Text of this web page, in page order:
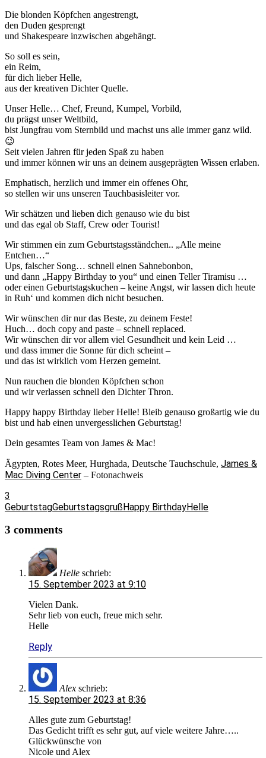
Die blonden Köpfchen angestrengt,
den Duden gesprengt
und Shakespeare inzwischen abgehängt.
So soll es sein,
ein Reim,
für dich lieber Helle,
aus der kreativen Dichter Quelle.
Unser Helle… Chef, Freund, Kumpel, Vorbild,
du prägst unser Weltbild,
bist Jungfrau vom Sternbild und machst uns alle immer ganz wild.
😉
Seit vielen Jahren für jeden Spaß zu haben
und immer können wir uns an deinem ausgeprägten Wissen erlaben.
Emphatisch, herzlich und immer ein offenes Ohr,
so stellen wir uns unseren Tauchbasisleiter vor.
Wir schätzen und lieben dich genauso wie du bist
und das egal ob Staff, Crew oder Tourist!
Wir stimmen ein zum Geburtstagsständchen.. „Alle meine
Entchen…“
Ups, falscher Song… schnell einen Sahnebonbon,
und dann „Happy Birthday to you“ und einen Teller Tiramisu …
oder einen Geburtstagskuchen – keine Angst, wir lassen dich heute
in Ruh‘ und kommen dich nicht besuchen.
Wir wünschen dir nur das Beste, zu deinem Feste!
Huch… doch copy and paste – schnell replaced.
Wir wünschen dir vor allem viel Gesundheit und kein Leid …
und dass immer die Sonne für dich scheint –
und das ist wirklich vom Herzen gemeint.
Nun rauchen die blonden Köpfchen schon
und wir verlassen schnell den Dichter Thron.
Happy happy Birthday lieber Helle! Bleib genauso großartig wie du
bist und hab einen unvergesslichen Geburtstag!
Dein gesamtes Team von James & Mac!
Ägypten, Rotes Meer, Hurghada, Deutsche Tauchschule, James &
Mac Diving Center – Fotonachweis
3
GeburtstagGeburtstagsgrußHappy BirthdayHelle
3 comments
Helle schrieb:
15. September 2023 at 9:10
Vielen Dank.
Sehr lieb von euch, freue mich sehr.
Helle
Reply
Alex schrieb:
15. September 2023 at 8:36
Alles gute zum Geburtstag!
Das Gedicht trifft es sehr gut, auf viele weitere Jahre…..
Glückwünsche von
Nicole und Alex